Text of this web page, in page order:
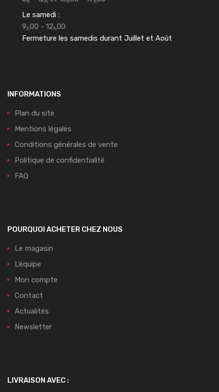
Le samedi :
9h00 - 12h00
Fermeture les samedis durant Juillet et Août
INFORMATIONS
Plan du site
Mentions légales
Conditions générales de vente
Politique de confidentialité
FAQ
POURQUOI ACHETER CHEZ NOUS
Le magasin
L’équipe
Mon compte
Contact
Actualités
Newsletter
LIVRAISON AVEC :